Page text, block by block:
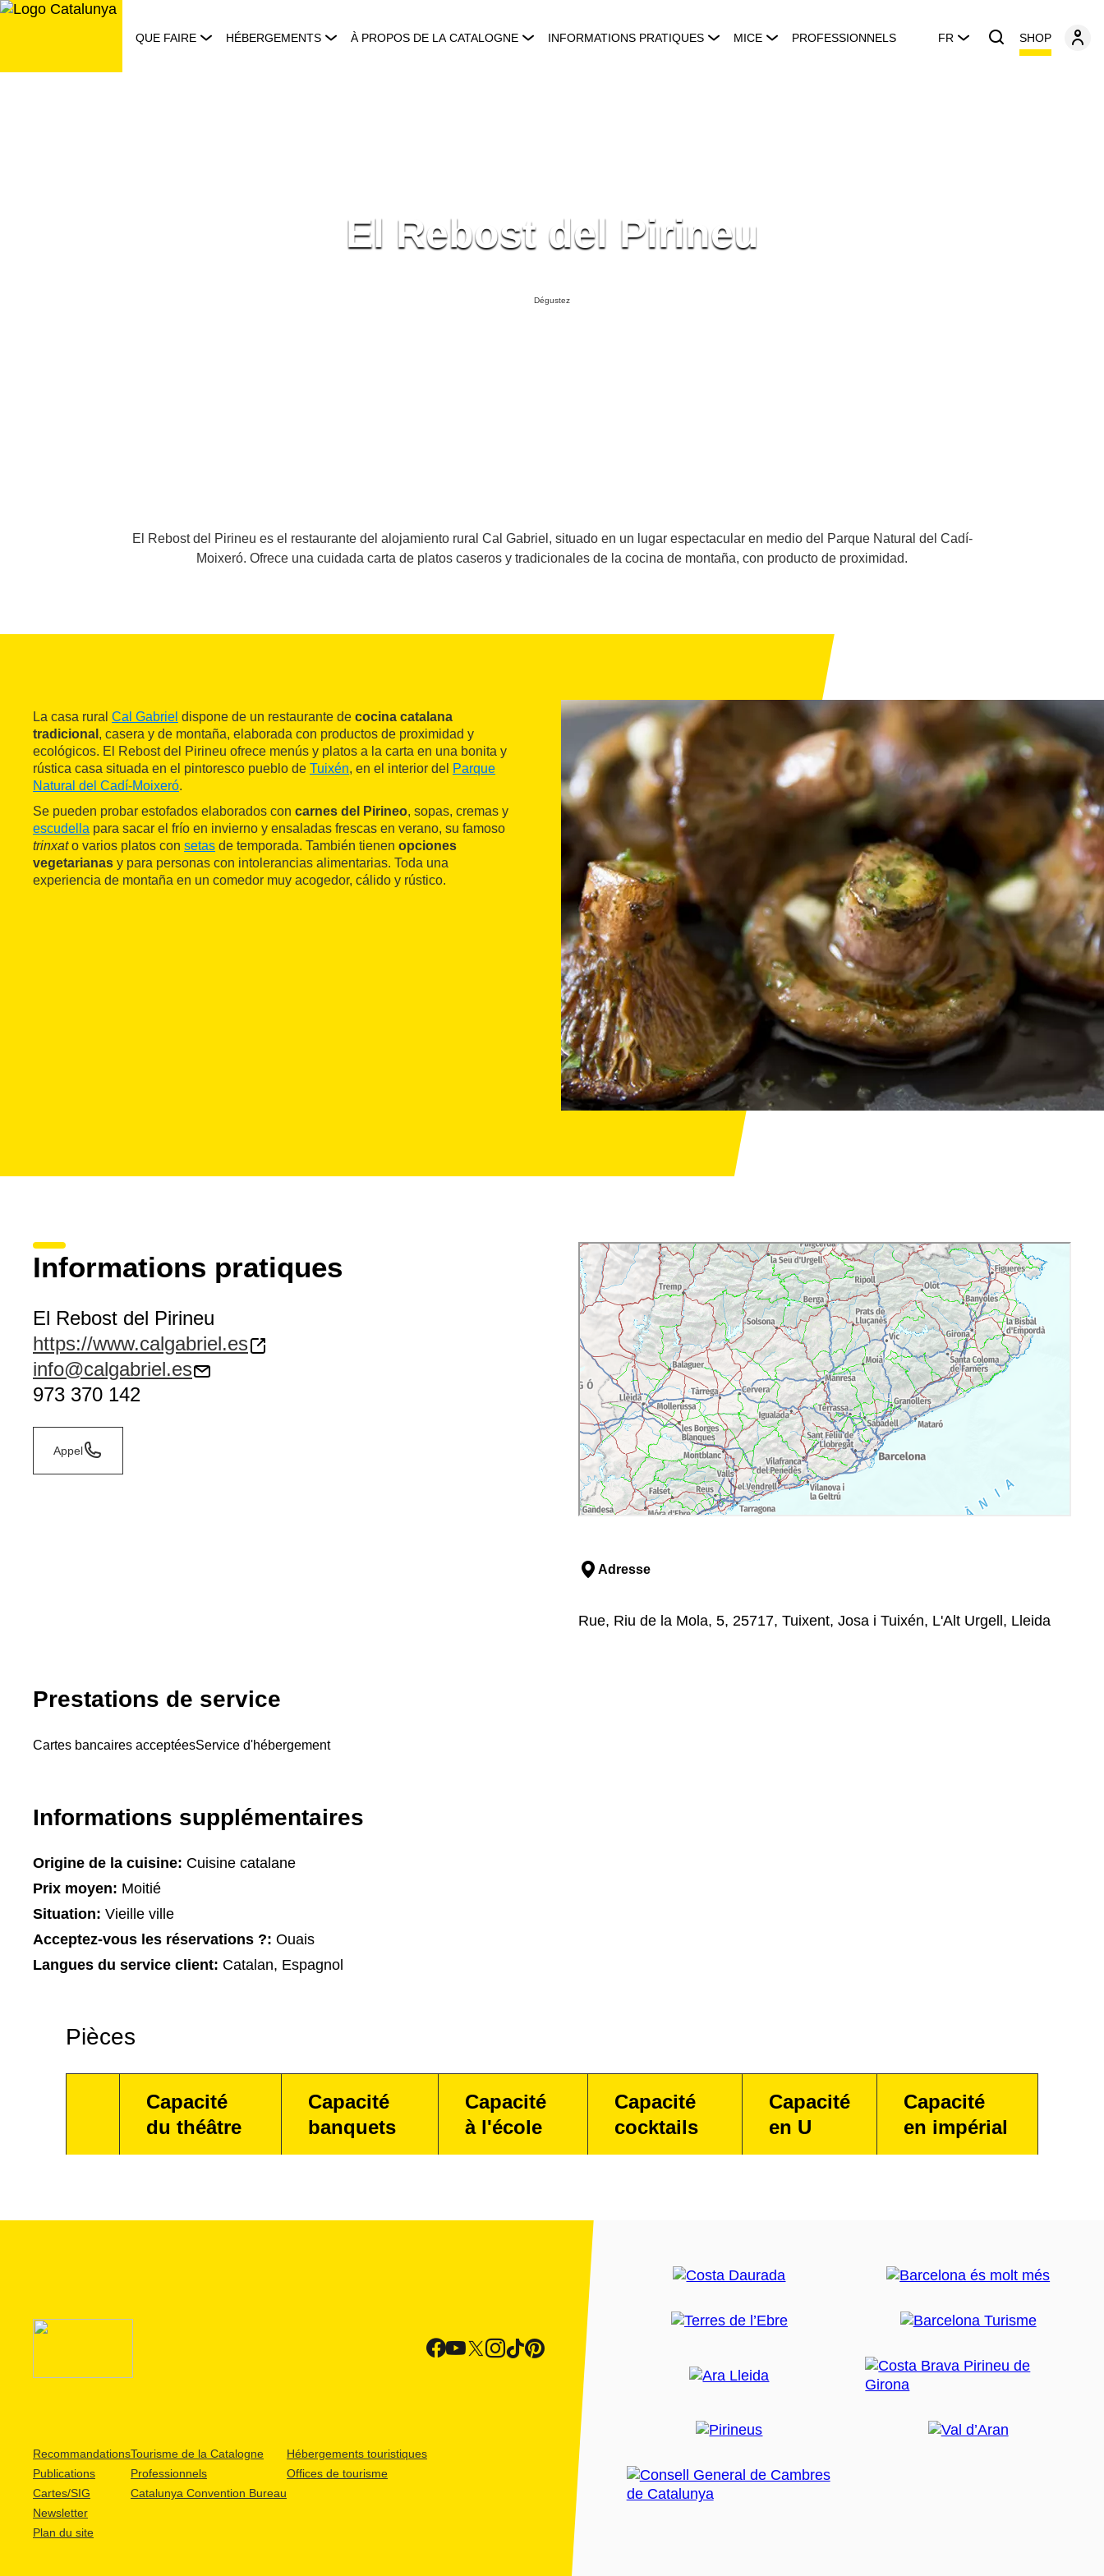
Aller
QUE FAIRE HÉBERGEMENTS À PROPOS DE LA CATALOGNE INFORMATIONS PRATIQUES MICE PROFESSIONNELS FR SHOP
El Rebost del Pirineu
Dégustez
El Rebost del Pirineu es el restaurante del alojamiento rural Cal Gabriel, situado en un lugar espectacular en medio del Parque Natural del Cadí-
Moixeró. Ofrece una cuidada carta de platos caseros y tradicionales de la cocina de montaña, con producto de proximidad.
La casa rural Cal Gabriel dispone de un restaurante de cocina catalana
tradicional , casera y de montaña, elaborada con productos de proximidad y
ecológicos. El Rebost del Pirineu ofrece menús y platos a la carta en una bonita y
rústica casa situada en el pintoresco pueblo de Tuixén, en el interior del Parque
Natural del Cadí-Moixeró.
Se pueden probar estofados elaborados con carnes del Pirineo, sopas, cremas y
escudella para sacar el frío en invierno y ensaladas frescas en verano, su famoso
trinxato varios platos con setas de temporada. También tienen opciones
vegetarianas y para personas con intolerancias alimentarias. Toda una
experiencia de montaña en un comedor muy acogedor, cálido y rústico.
Informations pratiques
El Rebost del Pirineu
https://www.calgabriel.es
info@calgabriel.es
973 370 142
Appel
Adresse
Rue, Riu de la Mola, 5, 25717, Tuixent, Josa i Tuixén, L'Alt Urgell, Lleida
Prestations de service
Cartes bancaires acceptéesService d'hébergement
Informations supplémentaires
Origine de la cuisine: Cuisine catalane
Prix moyen: Moitié
Situation: Vieille ville
Acceptez-vous les réservations ?: Ouais
Langues du service client: Catalan, Espagnol
Pièces
Capacité
du théâtre
Capacité
banquets
Capacité
à l'école
Capacité
cocktails
Capacité
en U
Capacité
en impérial
Recommandations
Publications
Cartes/SIG
Newsletter
Plan du site
Tourisme de la Catalogne
Professionnels
Catalunya Convention Bureau
Hébergements touristiques
Offices de tourisme